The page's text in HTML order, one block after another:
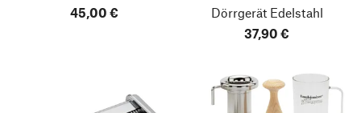
45,00 €
Dörrgerät Edelstahl
37,90 €